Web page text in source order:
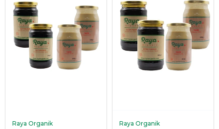
SEPETE EKLE
Raya Organik SEPETE EKLE
Raya Organik